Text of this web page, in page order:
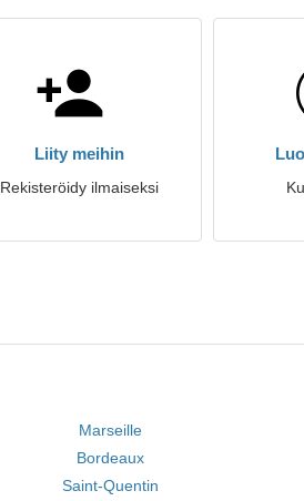
Liity meihin
Rekisteröidy ilmaiseksi
Marseille
Bordeaux
Saint-Quentin